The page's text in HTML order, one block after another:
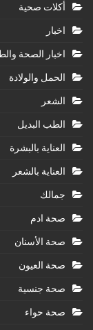
أكلات صحية
اخبار
اخبار الصحة
الحمل والولادة
الشعر
الطب البديل
العناية بالبشرة
العناية بالشعر
جمالك
صحة ادم
صحة الأسنان
صحة العيون
صحة جنسية
صحة حواء